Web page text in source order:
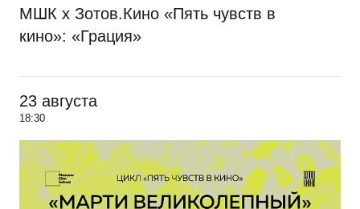
МШК х Зотов.Кино «Пять чувств в
кино»: «Грация»
23 августа
18:30